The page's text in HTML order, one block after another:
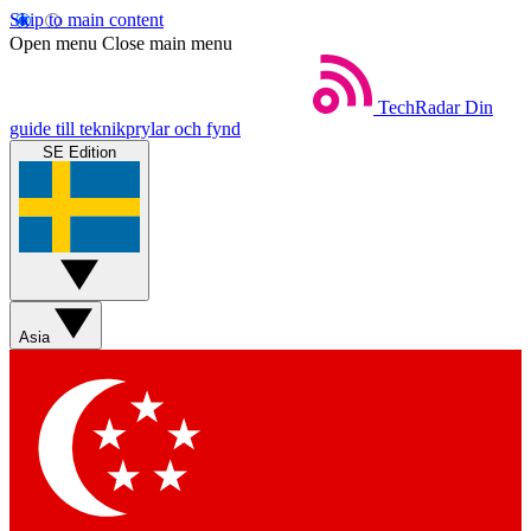
Skip to main content
Open menu Close main menu
TechRadar Din
guide till teknikprylar och fynd
SE Edition
Asia